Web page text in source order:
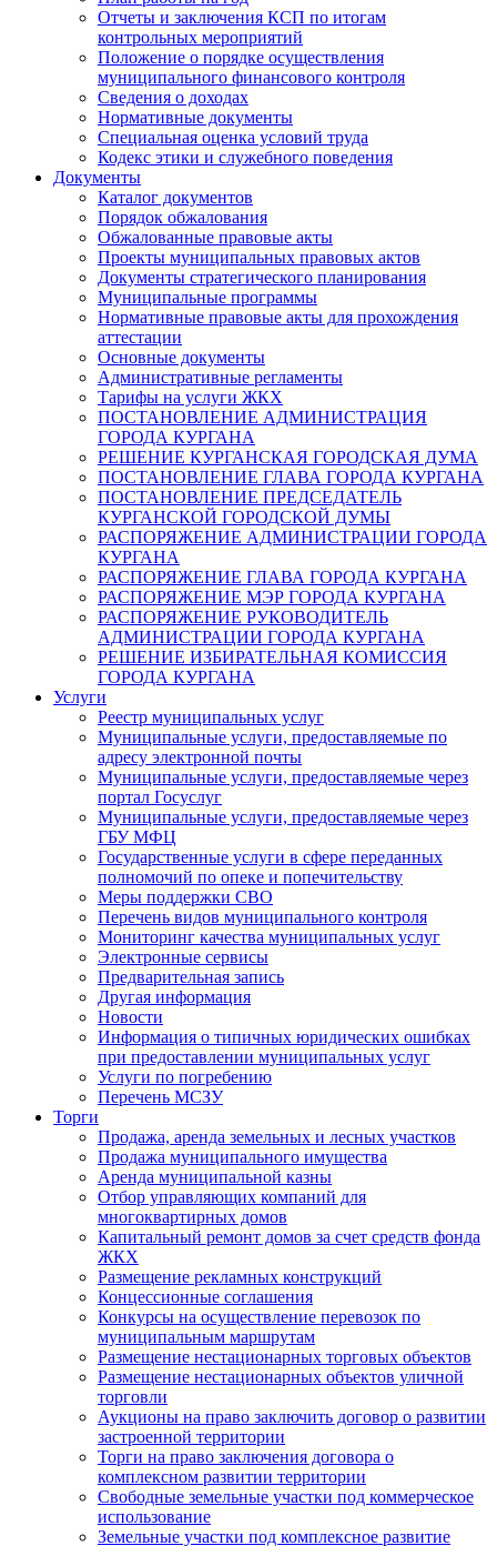
Отчеты и заключения КСП по итогам
контрольных мероприятий
Положение о порядке осуществления
муниципального финансового контроля
Сведения о доходах
Нормативные документы
Специальная оценка условий труда
Кодекс этики и служебного поведения
Документы
Каталог документов
Порядок обжалования
Обжалованные правовые акты
Проекты муниципальных правовых актов
Документы стратегического планирования
Муниципальные программы
Нормативные правовые акты для прохождения
аттестации
Основные документы
Административные регламенты
Тарифы на услуги ЖКХ
ПОСТАНОВЛЕНИЕ АДМИНИСТРАЦИЯ
ГОРОДА КУРГАНА
РЕШЕНИЕ КУРГАНСКАЯ ГОРОДСКАЯ ДУМА
ПОСТАНОВЛЕНИЕ ГЛАВА ГОРОДА КУРГАНА
ПОСТАНОВЛЕНИЕ ПРЕДСЕДАТЕЛЬ
КУРГАНСКОЙ ГОРОДСКОЙ ДУМЫ
РАСПОРЯЖЕНИЕ АДМИНИСТРАЦИИ ГОРОДА
КУРГАНА
РАСПОРЯЖЕНИЕ ГЛАВА ГОРОДА КУРГАНА
РАСПОРЯЖЕНИЕ МЭР ГОРОДА КУРГАНА
РАСПОРЯЖЕНИЕ РУКОВОДИТЕЛЬ
АДМИНИСТРАЦИИ ГОРОДА КУРГАНА
РЕШЕНИЕ ИЗБИРАТЕЛЬНАЯ КОМИССИЯ
ГОРОДА КУРГАНА
Услуги
Реестр муниципальных услуг
Муниципальные услуги, предоставляемые по
адресу электронной почты
Муниципальные услуги, предоставляемые через
портал Госуслуг
Муниципальные услуги, предоставляемые через
ГБУ МФЦ
Государственные услуги в сфере переданных
полномочий по опеке и попечительству
Меры поддержки СВО
Перечень видов муниципального контроля
Мониторинг качества муниципальных услуг
Электронные сервисы
Предварительная запись
Другая информация
Новости
Информация о типичных юридических ошибках
при предоставлении муниципальных услуг
Услуги по погребению
Перечень МСЗУ
Торги
Продажа, аренда земельных и лесных участков
Продажа муниципального имущества
Аренда муниципальной казны
Отбор управляющих компаний для
многоквартирных домов
Капитальный ремонт домов за счет средств фонда
ЖКХ
Размещение рекламных конструкций
Концессионные соглашения
Конкурсы на осуществление перевозок по
муниципальным маршрутам
Размещение нестационарных торговых объектов
Размещение нестационарных объектов уличной
торговли
Аукционы на право заключить договор о развитии
застроенной территории
Торги на право заключения договора о
комплексном развитии территории
Свободные земельные участки под коммерческое
использование
Земельные участки под комплексное развитие